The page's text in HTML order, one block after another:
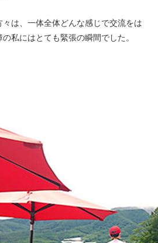
は、一体全体どんな感じで交流をは
私にはとても緊張の瞬間でした。